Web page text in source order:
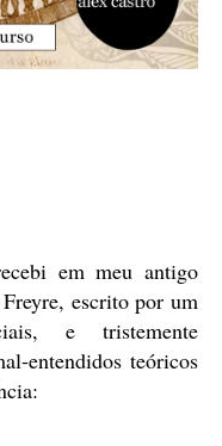
em meu antigo
escrito por um
e tristemente
entendidos teóricos